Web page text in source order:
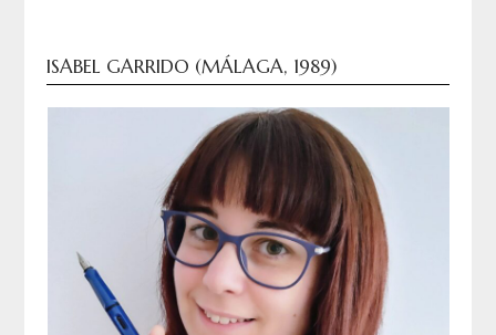
ISABEL GARRIDO (MÁLAGA, 1989)